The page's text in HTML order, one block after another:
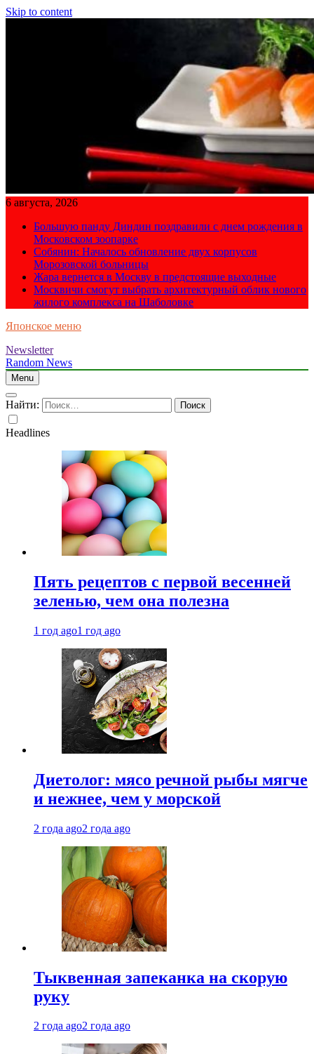
Skip to content
6 августа, 2026
Большую панду Диндин поздравили с днем рождения в
Московском зоопарке
Собянин: Началось обновление двух корпусов
Морозовской больницы
Жара вернется в Москву в предстоящие выходные
Москвичи смогут выбрать архитектурный облик нового
жилого комплекса на Шаболовке
Японское меню
Newsletter
Random News
Menu
Найти:
Headlines
Пять рецептов с первой весенней
зеленью, чем она полезна
1 год ago1 год ago
Диетолог: мясо речной рыбы мягче
и нежнее, чем у морской
2 года ago2 года ago
Тыквенная запеканка на скорую
руку
2 года ago2 года ago